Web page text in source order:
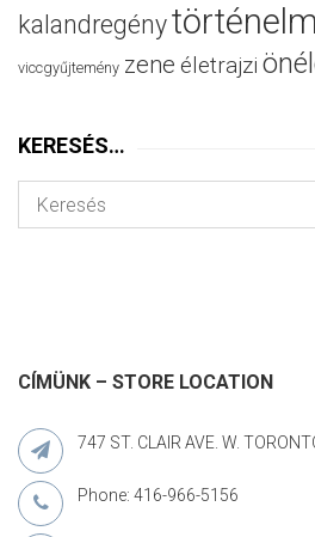
kalandregény
viccgyűjtemény zene életrajzi
KERESÉS…
CÍMÜNK – STORE LOCATION
747 ST. CLAIR AVE. W.
Phone: 416-966-5156